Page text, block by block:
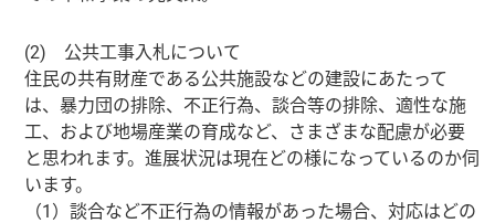
(2) 公共工事入札について
住民の共有財産である公共施設などの建設にあたって
は、暴力団の排除、不正行為、談合等の排除、適性な施
工、および地場産業の育成など、さまざまな配慮が必要
と思われます。進展状況は現在どの様になっているのか伺
います。
（1）談合など不正行為の情報があった場合、対応はどの